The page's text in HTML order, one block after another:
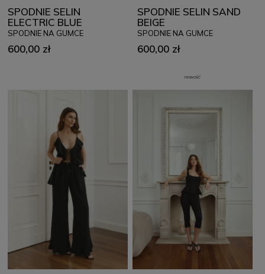
SPODNIE SELIN
ELECTRIC BLUE
SPODNIE NA GUMCE
600,00 zł
SPODNIE SELIN SAND
BEIGE
SPODNIE NA GUMCE
600,00 zł
nowość